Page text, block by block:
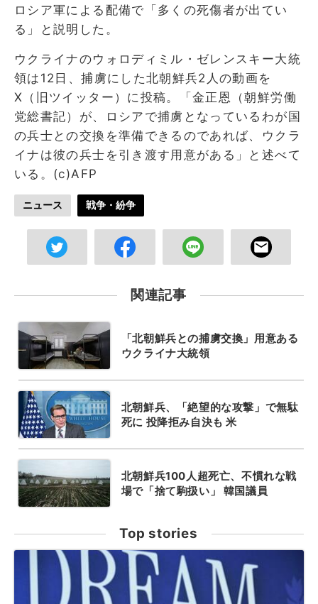
ロシア軍による配備で「多くの死傷者が出てい
る」と説明した。
ウクライナのウォロディミル・ゼレンスキー大統
領は12日、捕虜にした北朝鮮兵2人の動画を
X（旧ツイッター）に投稿。「金正恩（朝鮮労働
党総書記）が、ロシアで捕虜となっているわが国
の兵士との交換を準備できるのであれば、ウクラ
イナは彼の兵士を引き渡す用意がある」と述べて
いる。(c)AFP
ニュース 戦争・紛争
関連記事
「北朝鮮兵との捕虜交換」用意ある
ウクライナ大統領
北朝鮮兵、「絶望的な攻撃」で無駄
死に 投降拒み自決も 米
北朝鮮兵100人超死亡、不慣れな戦
場で「捨て駒扱い」 韓国議員
Top stories